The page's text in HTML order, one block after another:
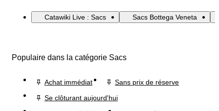
Catawiki Live : Sacs Sacs Bottega Veneta
Populaire dans la catégorie Sacs
Achat immédiat
Sans prix de réserve
Se clôturant aujourd'hui